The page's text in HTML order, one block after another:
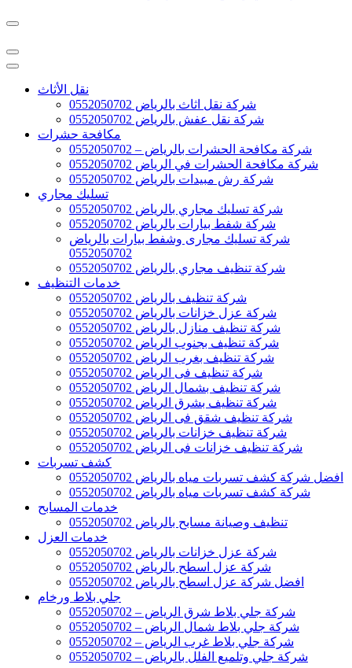
نقل الأثاث
شركة نقل اثاث بالرياض 0552050702
شركة نقل عفش بالرياض 0552050702
مكافحة حشرات
شركة مكافحة الحشرات بالرياض – 0552050702
شركة مكافحة الحشرات في الرياض 0552050702
شركة رش مبيدات بالرياض 0552050702
تسليك مجاري
شركة تسليك مجاري بالرياض 0552050702
شركة شفط بيارات بالرياض 0552050702
شركة تسليك مجارى وشفط بيارات بالرياض
0552050702
شركة تنظيف مجاري بالرياض 0552050702
خدمات التنظيف
شركة تنظيف بالرياض 0552050702
شركة عزل خزانات بالرياض 0552050702
شركة تنظيف منازل بالرياض 0552050702
شركة تنظيف بجنوب الرياض 0552050702
شركة تنظيف بغرب الرياض 0552050702
شركة تنظيف فى الرياض 0552050702
شركة تنظيف بشمال الرياض 0552050702
شركة تنظيف بشرق الرياض 0552050702
شركة تنظيف شقق فى الرياض 0552050702
شركة تنظيف خزانات بالرياض 0552050702
شركة تنظيف خزانات فى الرياض 0552050702
كشف تسربات
افضل شركة كشف تسربات مياه بالرياض 0552050702
شركة كشف تسربات مياه بالرياض 0552050702
خدمات المسابح
تنظيف وصيانة مسابح بالرياض 0552050702
خدمات العزل
شركة عزل خزانات بالرياض 0552050702
شركة عزل اسطح بالرياض 0552050702
افضل شركة عزل اسطح بالرياض 0552050702
جلي بلاط ورخام
شركة جلي بلاط شرق الرياض – 0552050702
شركة جلي بلاط شمال الرياض – 0552050702
شركة جلي بلاط غرب الرياض – 0552050702
شركة جلي وتلميع الفلل بالرياض – 0552050702